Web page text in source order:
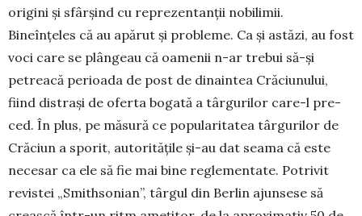
origini și sfârșind cu re­pre­zentanții nobilimii.
Bineînțeles că au apărut și probleme. Ca și astăzi, au fost
voci care se plân­geau că oamenii n-ar trebui să-și
petreacă perioada de post de dinaintea Crăciunului,
fiind dis­trași de oferta bogată a târgurilor care-l pre­
ced. În plus, pe măsură ce popularitatea târgurilor de
Crăciun a sporit, autoritățile și-au dat seama că este
necesar ca ele să fie mai bine regle­men­tate. Potrivit
revistei „Smithsonian”, târgul din Berlin ajunsese să